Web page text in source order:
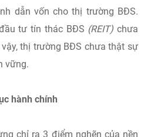
dẫn vốn cho thị trường BĐS.
tư tín thác BĐS (REIT) chưa
thị trường BĐS chưa thật sự
vững.
hành chính
chỉ ra 3 điểm nghẽn của nền